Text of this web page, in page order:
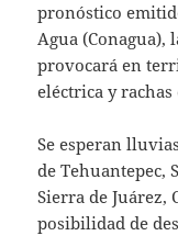
pronóstico
Agua (Conagua),
provocará en
eléctrica y
Se esperan
de Tehuantepec,
Sierra de Juárez,
posibilidad de